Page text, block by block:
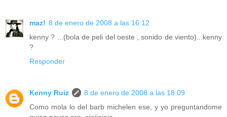
maz! 8 de enero de 2008 a las 16:12
kenny ? ...(bola de peli del oeste , sonido de viento)...kenny
?
Responder
Kenny Ruiz
8 de enero de 2008 a las 18:09
Como mola lo del barb michelen ese, y yo preguntandome